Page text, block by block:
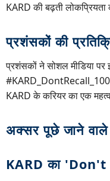
KARD की बढ़ती लोकप्रियता
प्रशंसकों की
प्रशंसकों ने सोशल मीडिया
KARD के करियर का एक
अक्सर पूछे जाने
KARD का